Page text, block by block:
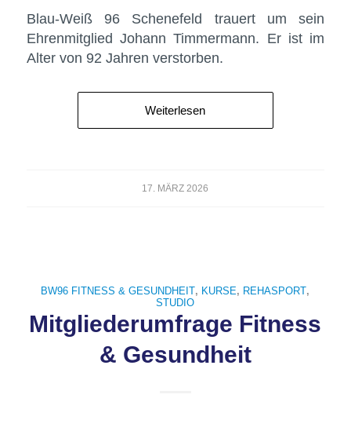
Blau-Weiß 96 Schenefeld trauert um sein
Ehrenmitglied Johann Timmermann. Er ist im
Alter von 92 Jahren verstorben.
Weiterlesen
17. MÄRZ 2026
BW96 FITNESS & GESUNDHEIT, KURSE, REHASPORT,
STUDIO
Mitgliederumfrage Fitness
& Gesundheit